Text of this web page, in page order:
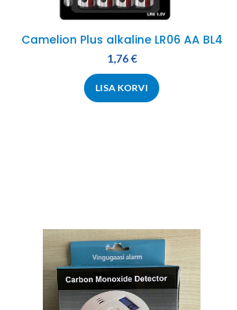
Camelion Plus alkaline LR06 AA BL4
1,76€
LISA KORVI